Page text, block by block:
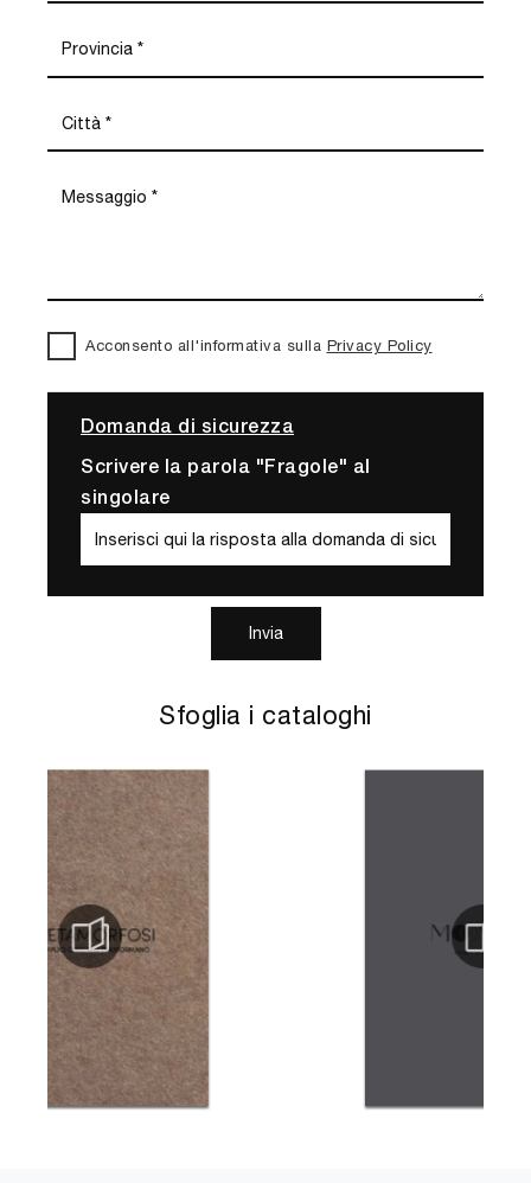
Sfoglia i cataloghi
Acconsento all'informativa sulla Privacy Policy
Domanda di sicurezza
Scrivere la parola "Fragole" al
singolare
Invia